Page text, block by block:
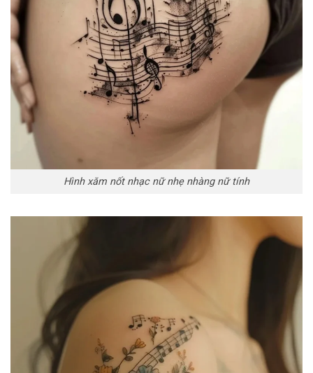
Hình xăm nốt nhạc nữ nhẹ nhàng nữ tính